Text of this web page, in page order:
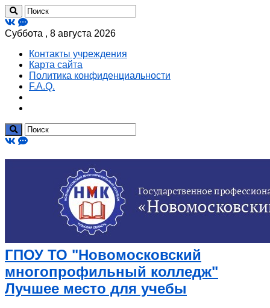
Суббота , 8 августа 2026
Контакты учреждения
Карта сайта
Политика конфиденциальности
F.A.Q.
ГПОУ ТО "Новомосковский
многопрофильный колледж"
Лучшее место для учебы